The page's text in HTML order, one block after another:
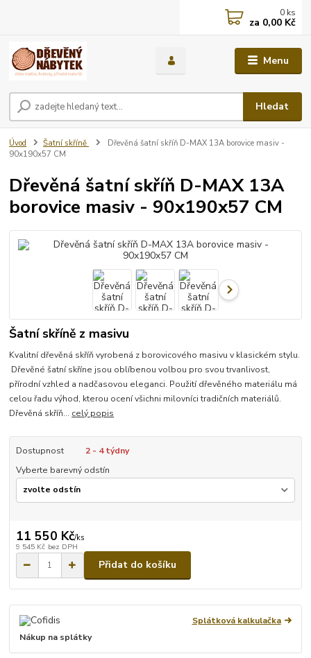
Menu
Hledat
0 ks
za 0,00 Kč
Úvod Šatní skříně
Dřevěná šatní skříň D-MAX 13A borovice masiv -
90x190x57 CM
Dřevěná šatní skříň D-MAX 13A
borovice masiv - 90x190x57 CM
Šatní skříně z masivu
Kvalitní dřevěná skříň vyrobená z borovicového masivu v klasickém stylu.
Dřevěné šatní skříne jsou oblíbenou volbou pro svou trvanlivost,
přírodní vzhled a nadčasovou eleganci. Použití dřevěného materiálu má
celou řadu výhod, kterou ocení všichni milovníci tradičních materiálů.
Dřevěná skříň... celý popis
Dostupnost
2 - 4 týdny
Vyberte barevný odstín
11 550 Kč/ks
9 545 Kč bez DPH
Přidat do košíku
Splátková kalkulačka
Nákup na splátky